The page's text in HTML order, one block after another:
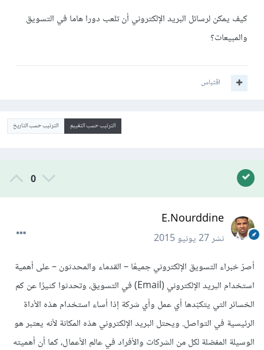
كيف يمكن لرسائل البريد الإلكتروني أن تلعب دورا هاما في التسويق
والمبيعات؟
اقتباس
الترتيب حسب التقييم الترتيب حسب التاريخ
0
E.Nourddine
نشر27 يونيو 2015
أصرّ خبراء التسويق الإلكتروني جميعًا – القدماء والمحدثون – على أهمية
استخدام البريد الإلكتروني (Email) في التسويق، وتحدثوا كثيرًا عن كم
الخسائر التي يتكبّدها أي عمل وأي شركة إذا أساء استخدام هذه الأداة
الرئيسية في التواصل. ويحتل البريد الإلكتروني هذه المكانة لأنه يعتبر هو
الوسيلة المفضلة لكل من الشركات والأفراد في عالم الأعمال، كما أن أهميته